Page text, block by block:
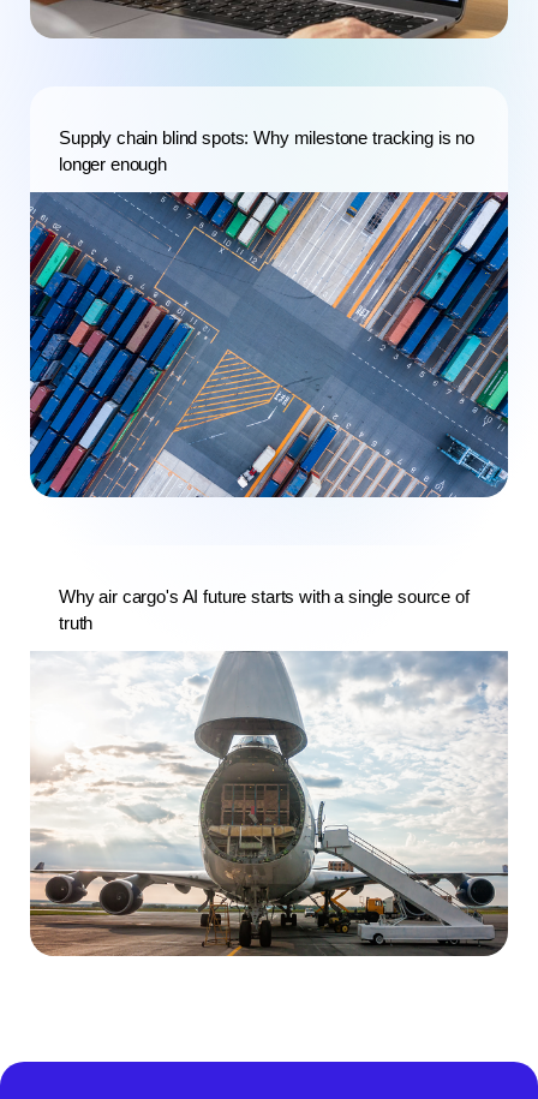
Supply chain blind spots: Why milestone tracking is no
longer enough
Why air cargo's AI future starts with a single source of
truth